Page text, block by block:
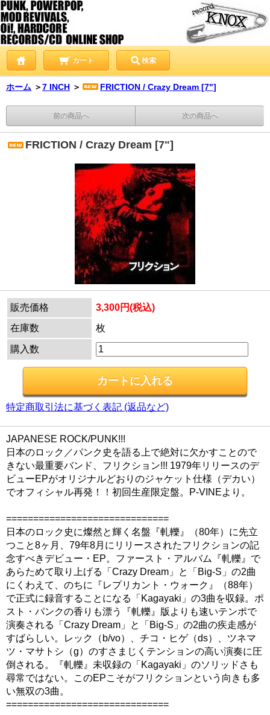
カート 検索
ホーム ＞7 INCH ＞ FRICTION / Crazy Dream [7"]
前の商品へ 次の商品へ
FRICTION / Crazy Dream [7"]
販売価格
3,300円(税込)
在庫数
枚
購入数
特定商取引法に基づく表記 (返品など)
JAPANESE ROCK/PUNK!!!
日本のロック／パンク史を語る上で絶対に欠かすことので
きない最重要バンド、フリクション!!! 1979年リリースのデ
ビューEPがオリジナルどおりのジャケット仕様（デカい）
でオフィシャル再発！！初回生産限定盤。P-VINEより。
==============================
日本のロック史に燦然と輝く名盤『軋轢』（80年）に先立
つこと8ヶ月、79年8月にリリースされたフリクションの記
念すべきデビュー・EP。ファースト・アルバム『軋轢』で
あらためて取り上げる「Crazy Dream」と「Big-S」の2曲
にくわえて、のちに『レプリカント・ウォーク』（88年）
で正式に録音することになる「Kagayaki」の3曲を収録。ポ
スト・パンクの香りも漂う『軋轢』版よりも速いテンポで
演奏される「Crazy Dream」と「Big-S」の2曲の疾走感が
すばらしい。レック（b/vo）、チコ・ヒゲ（ds）、ツネマ
ツ・マサトシ（g）のすさまじくテンションの高い演奏に圧
倒される。『軋轢』未収録の「Kagayaki」のソリッドさも
尋常ではない。このEPこそがフリクションという向きも多
い無双の3曲。
==============================